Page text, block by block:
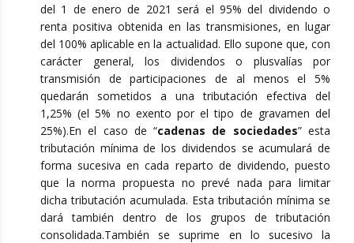
del 1 de enero de 2021 será el 95% del dividendo o
renta positiva obtenida en las transmisiones, en lugar
del 100% aplicable en la actualidad. Ello supone que, con
carácter general, los dividendos o plusvalías por
transmisión de participaciones de al menos el 5%
quedarán sometidos a una tributación efectiva del
1,25% (el 5% no exento por el tipo de gravamen del
25%).En el caso de “cadenas de sociedades” esta
tributación mínima de los dividendos se acumulará de
forma sucesiva en cada reparto de dividendo, puesto
que la norma propuesta no prevé nada para limitar
dicha tributación acumulada. Esta tributación mínima se
dará también dentro de los grupos de tributación
consolidada.También se suprime en lo sucesivo la